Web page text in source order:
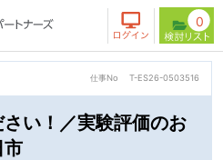
0
仕事No T-ES26-0503516
い！／実験評価のお